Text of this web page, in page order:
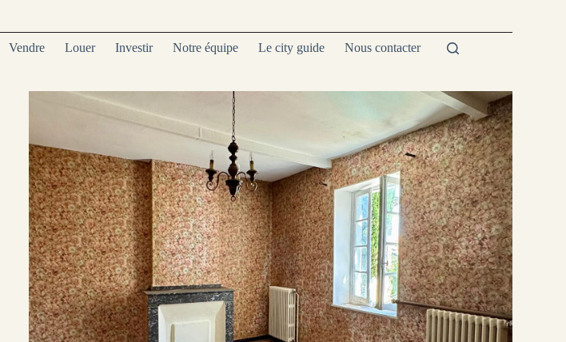
Vendre Louer Investir Notre équipe Le city guide Nous contacter